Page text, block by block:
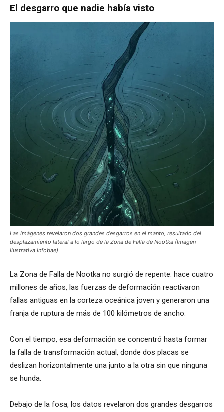
El desgarro que nadie había visto
Las imágenes revelaron dos grandes desgarros en el manto, resultado del
desplazamiento lateral a lo largo de la Zona de Falla de Nootka (Imagen
Ilustrativa Infobae)
La Zona de Falla de Nootka no surgió de repente: hace cuatro
millones de años, las fuerzas de deformación reactivaron
fallas antiguas en la corteza oceánica joven y generaron una
franja de ruptura de más de 100 kilómetros de ancho.
Con el tiempo, esa deformación se concentró hasta formar
la falla de transformación actual, donde dos placas se
deslizan horizontalmente una junto a la otra sin que ninguna
se hunda.
Debajo de la fosa, los datos revelaron dos grandes desgarros